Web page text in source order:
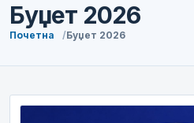
Буџет 2026
Почетна Буџет 2026